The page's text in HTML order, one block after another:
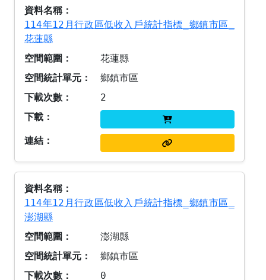
114年12月行政區低收入戶統計指標_鄉鎮市區_
花蓮縣
花蓮縣
鄉鎮市區
2
114年12月行政區低收入戶統計指標_鄉鎮市區_
澎湖縣
澎湖縣
鄉鎮市區
0